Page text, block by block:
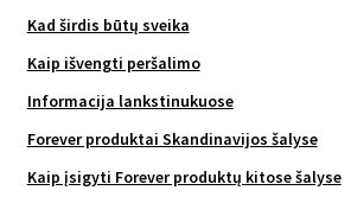
Kad širdis būtų sveika
Kaip išvengti peršalimo
Informacija lankstinukuose
Forever produktai Skandinavijos šalyse
Kaip įsigyti Forever produktų kitose šalyse